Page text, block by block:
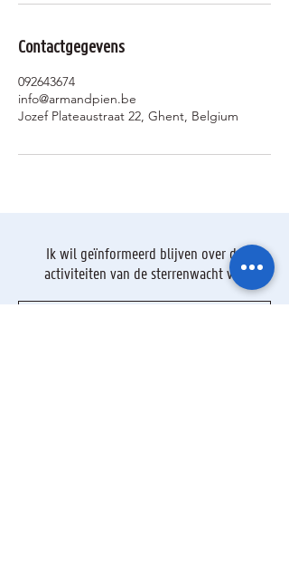
Contactgegevens
092643674
info@armandpien.be
Jozef Plateaustraat 22, Ghent, Belgium
Ik wil geïnformeerd blijven over de
activiteiten van de sterrenwacht via: